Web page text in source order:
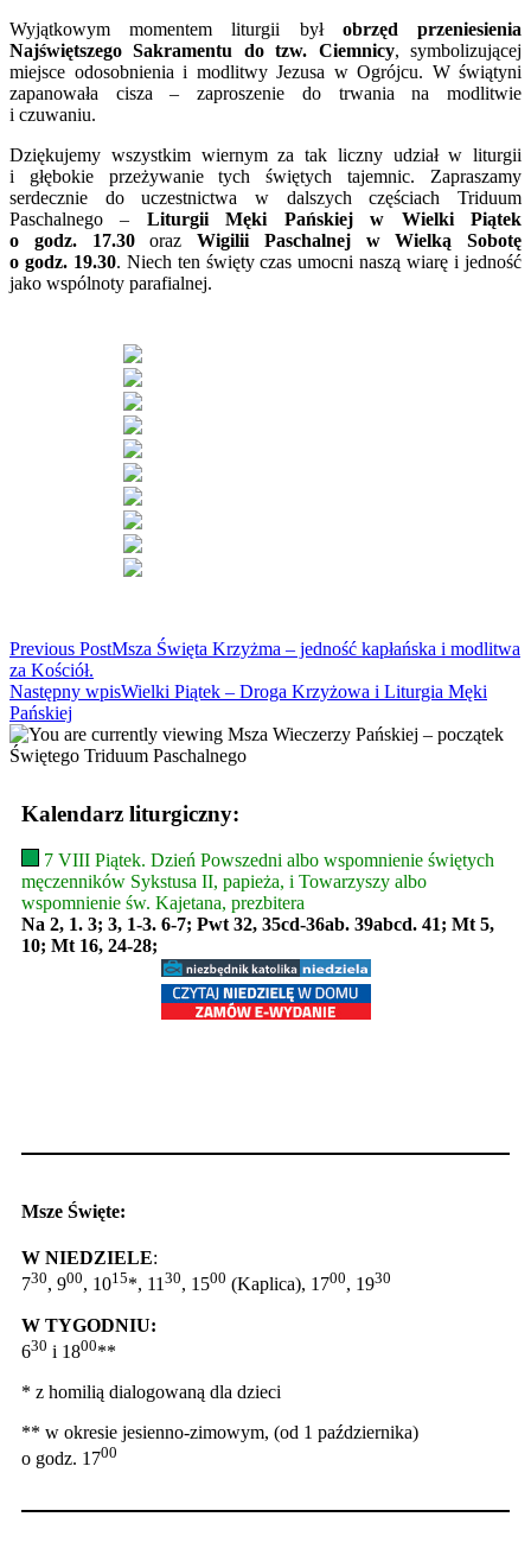
Wyjątkowym momentem liturgii był obrzęd przeniesienia
Najświętszego Sakramentu do tzw. Ciemnicy, symbolizującej
miejsce odosobnienia i modlitwy Jezusa w Ogrójcu. W świątyni
zapanowała cisza – zaproszenie do trwania na modlitwie
i czuwaniu.
Dziękujemy wszystkim wiernym za tak liczny udział w liturgii
i głębokie przeżywanie tych świętych tajemnic. Zapraszamy
serdecznie do uczestnictwa w dalszych częściach Triduum
Paschalnego – Liturgii Męki Pańskiej w Wielki Piątek
o godz. 17.30oraz Wigilii Paschalnej w Wielką Sobotę
o godz. 19.30. Niech ten święty czas umocni naszą wiarę i jedność
jako wspólnoty parafialnej.
Read
more
articles
Previous PostMsza Święta Krzyżma – jedność kapłańska i modlitwa
za Kościół.
Następny wpisWielki Piątek – Droga Krzyżowa i Liturgia Męki
Pańskiej
Kalendarz liturgiczny:
7 VIII Piątek. Dzień Powszedni albo wspomnienie świętych
męczenników Sykstusa II, papieża, i Towarzyszy albo
wspomnienie św. Kajetana, prezbitera
Na 2, 1. 3; 3, 1-3. 6-7; Pwt 32, 35cd-36ab. 39abcd. 41; Mt 5,
10; Mt 16, 24-28;
Msze Święte:
W NIEDZIELE:
730, 900, 1015*, 1130, 1500 (Kaplica), 1700, 1930
W TYGODNIU:
630 i 1800**
* z homilią dialogowaną dla dzieci
** w okresie jesienno-zimowym, (od 1 października)
o godz. 1700